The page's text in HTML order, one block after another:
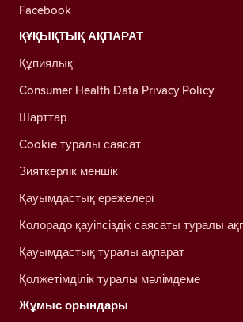
Facebook
ҚҰҚЫҚТЫҚ АҚПАРАТ
Құпиялық
Consumer Health Data Privacy Policy
Шарттар
Cookie туралы саясат
Зияткерлік меншік
Қауымдастық ережелері
Колорадо қауіпсіздік саясаты туралы
Қауымдастық туралы ақпарат
Қолжетімділік туралы мәлімдеме
Жұмыс орындары